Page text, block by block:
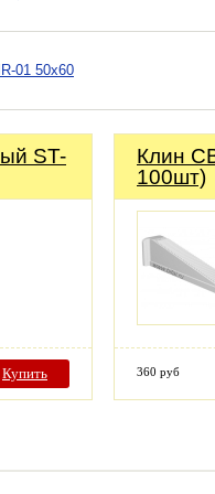
01 50х60
ST-
Купить
Клин
100шт)
360 руб